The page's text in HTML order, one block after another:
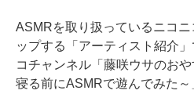
ASMRを取り扱っているニコ
ップする「アーティスト紹介
コチャンネル「藤咲ウサのお
寝る前にASMRで遊んでみた